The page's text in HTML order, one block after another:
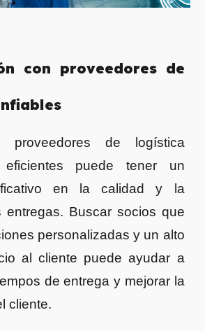
con proveedores de
proveedores de logística
puede tener un
en la calidad y la
entregas. Buscar socios que
personalizadas y un alto
al cliente puede ayudar a
de entrega y mejorar la
cliente.